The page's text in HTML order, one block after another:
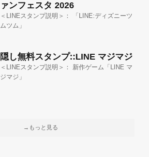
ァンフェスタ 2026
＜LINEスタンプ説明＞： 「LINE:ディズニーツ
ムツム」
隠し無料スタンプ::LINE マジマジ
＜LINEスタンプ説明＞： 新作ゲーム「LINE マ
ジマジ」
→もっと見る